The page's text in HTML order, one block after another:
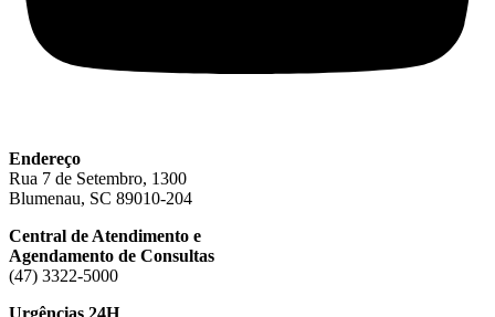
Endereço
Rua 7 de Setembro, 1300
Blumenau, SC 89010-204
Central de Atendimento e
Agendamento de Consultas
(47) 3322-5000